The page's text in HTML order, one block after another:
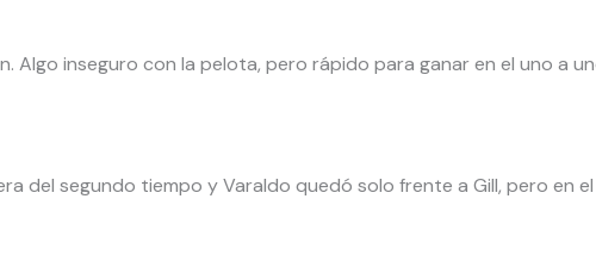
inseguro con la pelota, pero rápido para ganar en el uno a
del segundo tiempo y Varaldo quedó solo frente a Gill, pero en